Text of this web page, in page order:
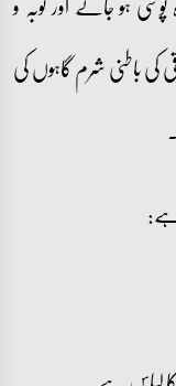
کی باطنی شرم گاہوں کی